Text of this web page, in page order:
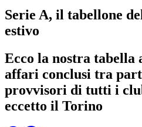
Serie A, il tabellone
estivo
Ecco la nostra tabella
affari conclusi tra
provvisori di tutti i
eccetto il Torino